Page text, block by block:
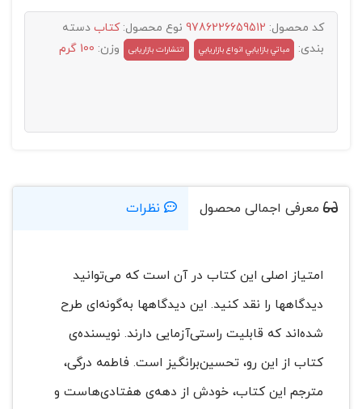
کد محصول: 9786226659512 نوع محصول:کتاب دسته
بندی:
مباتي بازايابي انواع بازاريابي انتشارات بازاریابی وزن: 100 گرم
معرفی اجمالی محصول نظرات
امتیاز اصلی این کتاب در آن است که می‌توانید
دیدگاهها را نقد کنید. این دیدگاهها به‌گونه‌ای طرح
شده‌اند که قابلیت راستی‌آزمایی دارند. نویسنده‌ی
کتاب از این رو، تحسین‌برانگیز است. فاطمه درگی،
مترجم این کتاب، خودش از دهه‌ی هفتادی‌هاست و